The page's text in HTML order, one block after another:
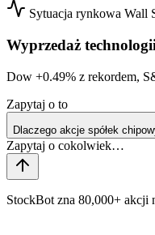
Sytuacja rynkowa Wall
Wyprzedaż
Dow +0.49% z rekordem,
Zapytaj o to
Dlaczego akcje spółek
StockBot zna 80,000+ akcji